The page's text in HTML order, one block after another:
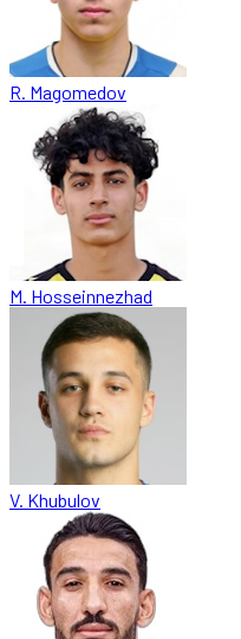
R. Magomedov
M. Hosseinnezhad
V. Khubulov